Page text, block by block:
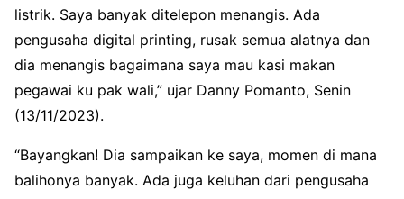
listrik. Saya banyak ditelepon menangis. Ada
pengusaha digital printing, rusak semua alatnya dan
dia menangis bagaimana saya mau kasi makan
pegawai ku pak wali,” ujar Danny Pomanto, Senin
(13/11/2023).
“Bayangkan! Dia sampaikan ke saya, momen di mana
balihonya banyak. Ada juga keluhan dari pengusaha